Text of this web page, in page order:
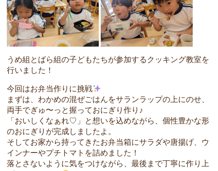
うめ組とばら組の子どもたちが参加するクッキング教室を
行いました！
今回はお弁当作りに挑戦
まずは、わかめの混ぜごはんをサランラップの上にのせ、
両手でぎゅ〜っと握っておにぎり作り♪
「おいしくなぁれ♡」と想いを込めながら、個性豊かな形
のおにぎりが完成しましたよ。
そしてお家から持ってきたお弁当箱にサラダや唐揚げ、ウ
インナーやプチトマトを詰めました！
落とさないように気をつけながら、最後まで丁寧に作り上